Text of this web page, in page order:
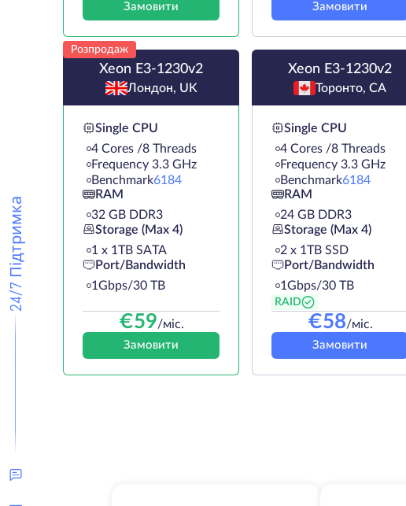
24/7 Підтримка
Замовити Замовити
Розпродаж
Xeon E3-1230v2
Лондон, UK
Single CPU
4 Cores /8 Threads
Frequency 3.3 GHz
Benchmark6184
RAM
32 GB DDR3
Storage (Max 4)
1 х 1TB SATA
Port/Bandwidth
1Gbps/30 TB
€59/міс.
Замовити
Xeon E3-1230v2
Торонто, CA
Single CPU
4 Cores /8 Threads
Frequency 3.3 GHz
Benchmark6184
RAM
24 GB DDR3
Storage (Max 4)
2 х 1TB SSD
Port/Bandwidth
1Gbps/30 TB
RAID
€58/міс.
Замовити